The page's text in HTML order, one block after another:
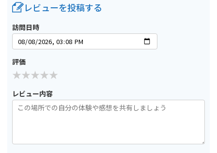
レビューを投稿する
訪問日時
評価
レビュー内容